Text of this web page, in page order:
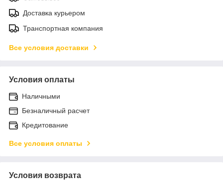
Доставка курьером
Транспортная компания
Все условия доставки
Условия оплаты
Наличными
Безналичный расчет
Кредитование
Все условия оплаты
Условия возврата